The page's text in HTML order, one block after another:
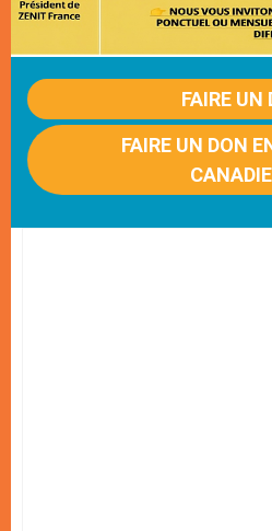
FAIRE UN
FAIRE UN DON